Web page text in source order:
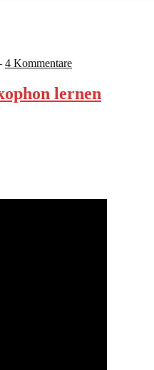
4 Kommentare
lernen